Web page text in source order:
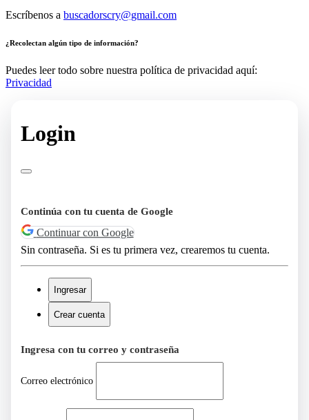
Escríbenos a buscadorscry@gmail.com
¿Recolectan algún tipo de información?
Puedes leer todo sobre nuestra política de privacidad aquí:
Privacidad
Login
Continúa con tu cuenta de Google
Continuar con Google
Sin contraseña. Si es tu primera vez, crearemos tu cuenta.
Ingresar
Crear cuenta
Ingresa con tu correo y contraseña
Correo electrónico